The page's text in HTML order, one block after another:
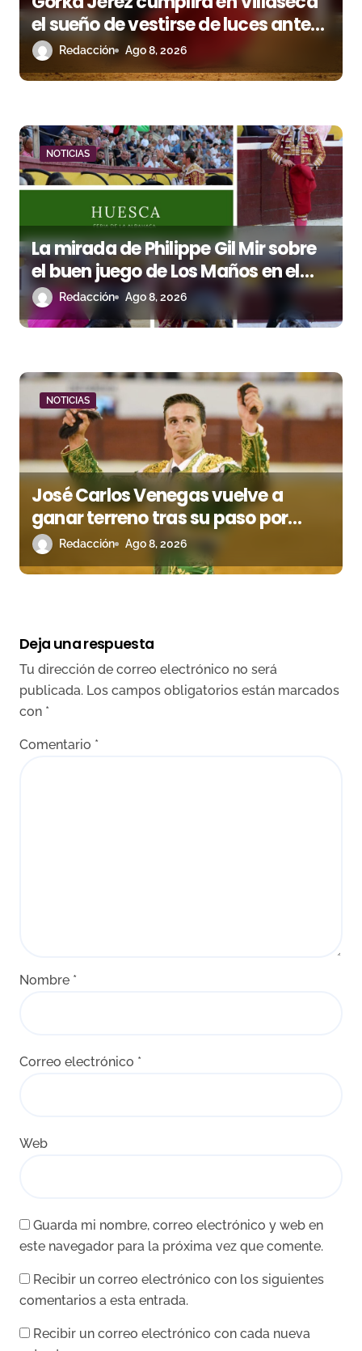
r
a
a
s
el sueño de vestirse de luces ante
los suyos
Redacción Ago 8, 2026
NOTICIAS
La mirada de Philippe Gil Mir sobre
el buen juego de Los Maños en el
arranque de Huesca
Redacción Ago 8, 2026
NOTICIAS
José Carlos Venegas vuelve a
ganar terreno tras su paso por
Madrid
Redacción Ago 8, 2026
Deja una respuesta
Tu dirección de correo electrónico no será
publicada. Los campos obligatorios están marcados
con *
Comentario *
Nombre *
Correo electrónico *
Web
Guarda mi nombre, correo electrónico y web en
este navegador para la próxima vez que comente.
Recibir un correo electrónico con los siguientes
comentarios a esta entrada.
Recibir un correo electrónico con cada nueva